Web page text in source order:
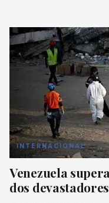
INTERNACIONAL
Venezuela
dos